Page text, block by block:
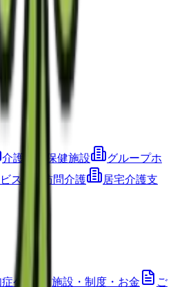
介護老人保健施設
グループホ
ス) 訪問介護
居宅介護支
ケア 施設・制度・お金
ご